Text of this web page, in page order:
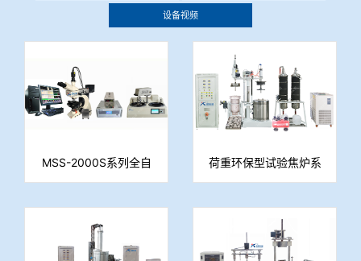
设备视频
MSS-2000S系列全自
动智能型煤焦显微分析
荷重环保型试验焦炉系
列